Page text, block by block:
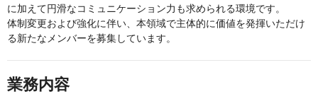
に加えて円滑なコミュニケーション力も求められる環境です。
体制変更および強化に伴い、本領域で主体的に価値を発揮いただけ
る新たなメンバーを募集しています。
業務内容